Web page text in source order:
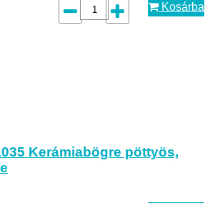
Kosárba
Kerámiabögre pöttyös,